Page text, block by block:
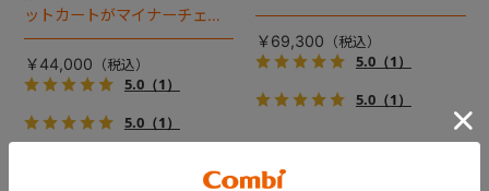
ットカートがマイナーチェン
ジ！
￥44,000
5.0（1）
5.0（1）
イル２』 登場！耐荷重30kg
で、しかも1秒・自動収納機能
搭載！！
￥69,300
5.0（1）
5.0（1）